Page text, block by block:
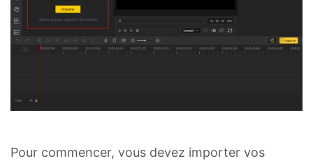
Pour commencer, vous devez importer vos